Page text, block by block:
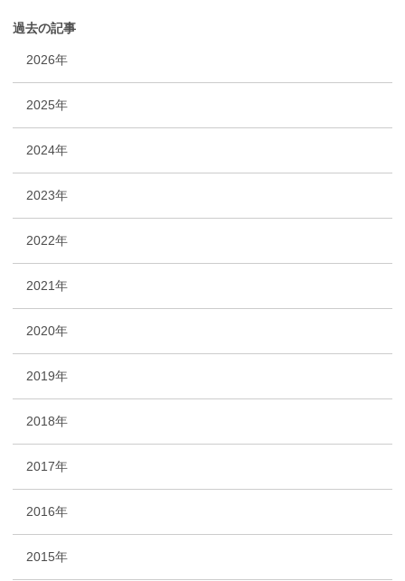
過去の記事
2026年
2025年
2024年
2023年
2022年
2021年
2020年
2019年
2018年
2017年
2016年
2015年